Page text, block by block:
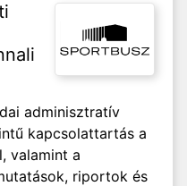
adminisztratív
kapcsolattartás a
valamint a
riportok és